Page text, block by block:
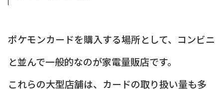
ポケモンカードを購入する場所として、コンビニ
と並んで一般的なのが家電量販店です。
これらの大型店舗は、カードの取り扱い量も多